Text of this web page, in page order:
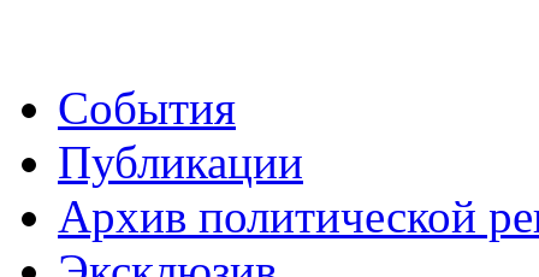
События
Публикации
Архив политической